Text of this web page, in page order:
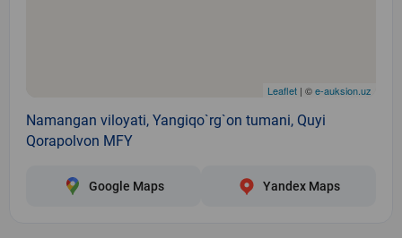
Leaflet | ©e-auksion.uz
Namangan viloyati, Yangiqo`rg`on tumani, Quyi
Qorapolvon MFY
Google Maps Yandex Maps